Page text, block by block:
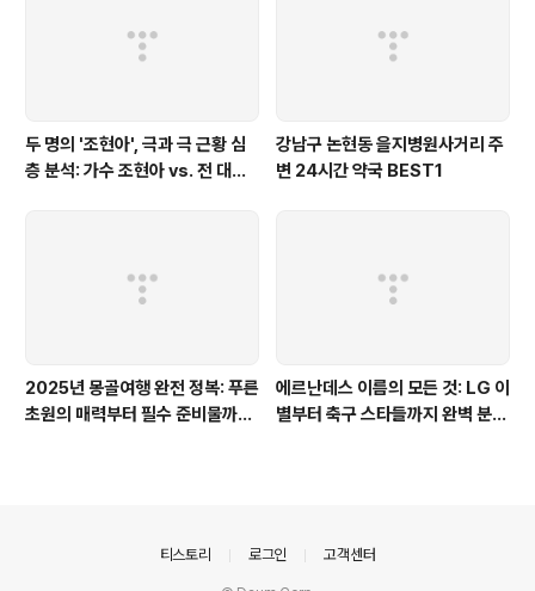
두 명의 '조현아', 극과 극 근황 심
층 분석: 가수 조현아 vs. 전 대한
강남구 논현동 을지병원사거리 주
변 24시간 약국 BEST1
2025년 몽골여행 완전 정복: 푸른
초원의 매력부터 필수 준비물까지,
에르난데스 이름의 모든 것: LG 이
별부터 축구 스타들까지 완벽 분
티스토리 로그인 고객센터